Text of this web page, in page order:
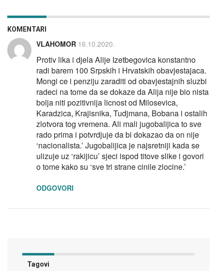
KOMENTARI
VLAHOMOR 16.10.2020.
Protiv lika i djela Alije Izetbegovica konstantno
radi barem 100 Srpskih i Hrvatskih obavjestajaca.
Mongi ce i penziju zaraditi od obavjestajnih sluzbi
radeci na tome da se dokaze da Alija nije bio nista
bolja niti pozitivnija licnost od Milosevica,
Karadzica, Krajisnika, Tudjmana, Bobana i ostalih
zlotvora tog vremena. Ali mali jugobalijica to sve
rado prima i potvrdjuje da bi dokazao da on nije
‘nacionalista.’ Jugobalijica je najsretniji kada se
ulizuje uz ‘rakijicu’ sjeci ispod titove slike i govori
o tome kako su ‘sve tri strane cinile zlocine.’
ODGOVORI
Tagovi